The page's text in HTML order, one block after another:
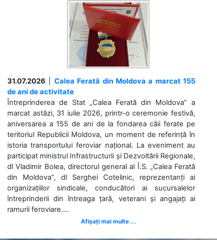
31.07.2026
Calea Ferată din Moldova a marcat 155
de ani de activitate
Întreprinderea de Stat „Calea Ferată din Moldova” a
marcat astăzi, 31 iulie 2026, printr-o ceremonie festivă,
aniversarea a 155 de ani de la fondarea căii ferate pe
teritoriul Republicii Moldova, un moment de referință în
istoria transportului feroviar național. La eveniment au
participat ministrul Infrastructurii și Dezvoltării Regionale,
dl Vladimir Bolea, directorul general al Î.S. „Calea Ferată
din Moldova”, dl Serghei Cotelinic, reprezentanți ai
organizațiilor sindicale, conducători ai sucursalelor
întreprinderii din întreaga țară, veterani și angajați ai
ramurii feroviare....
Afișați mai multe ...